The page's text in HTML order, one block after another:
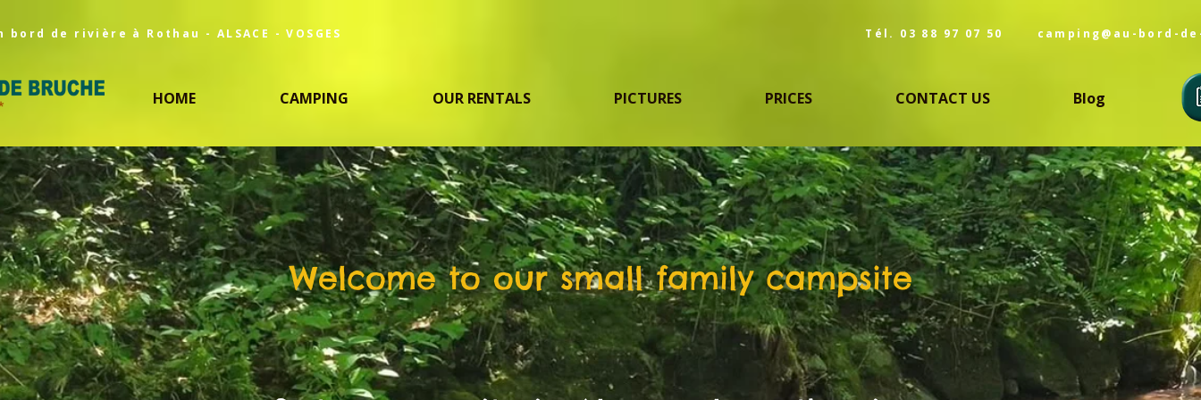
de rivière à Rothau - ALSACE - VOSGES Tél. 03 88 97 07 50 camping@au-bord-
HOME CAMPING OUR RENTALS PICTURES PRICES CONTACT US Blog
Welcome to our small family campsite